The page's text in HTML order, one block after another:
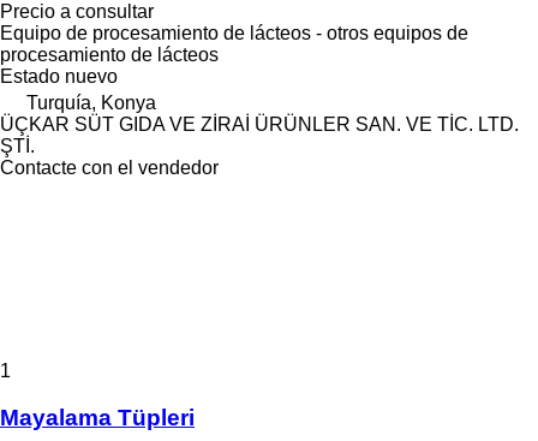
Precio a consultar
Equipo de procesamiento de lácteos - otros equipos de
procesamiento de lácteos
Estado nuevo
Turquía, Konya
ÜÇKAR SÜT GIDA VE ZİRAİ ÜRÜNLER SAN. VE TİC. LTD.
ŞTİ.
Contacte con el vendedor
1
Mayalama Tüpleri